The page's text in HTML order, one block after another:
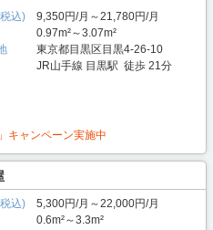
込)
9,350円/月～21,780円/月
0.97m²～3.07m²
東京都目黒区目黒4-26-10
JR山手線 目黒駅 徒歩 21分
キャンペーン実施中
込)
5,300円/月～22,000円/月
0.6m²～3.3m²